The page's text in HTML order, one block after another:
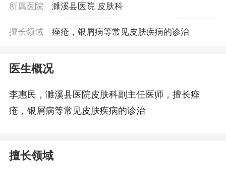
所属医院 濉溪县医院 皮肤科
擅长领域 痤疮，银屑病等常见皮肤疾病的诊治
医生概况
李惠民，濉溪县医院皮肤科副主任医师，擅长痤
疮，银屑病等常见皮肤疾病的诊治
擅长领域